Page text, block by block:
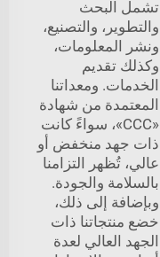
تشمل البحث
والتطوير، والتصنيع،
ونشر المعلومات،
وكذلك تقديم
الخدمات. ومعداتنا
المعتمدة من شهادة
«CCC»، سواءً كانت
ذات جهد منخفض أو
عالي، تُظهر التزامنا
بالسلامة والجودة.
وبإضافة إلى ذلك،
خضع منتجاتنا ذات
الجهد العالي لعدة